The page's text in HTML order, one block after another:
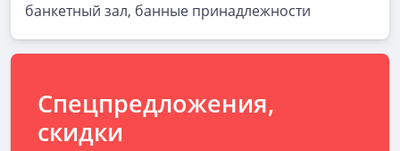
банкетный зал, банные принадлежности
Спецпредложения,
скидки